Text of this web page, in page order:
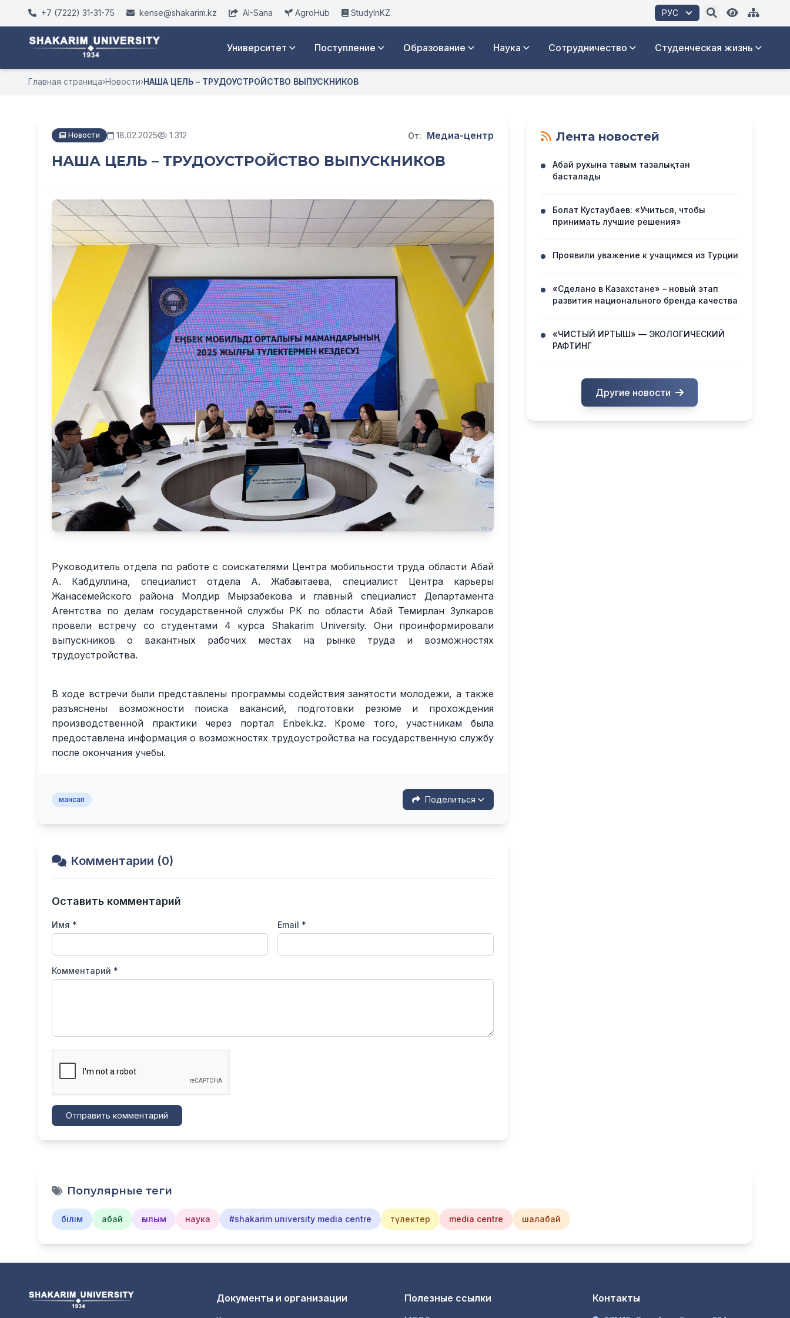
+7 (7222) 31-31-75 kense@shakarim.kz AI-Sana AgroHub StudyInKZ РУС
Университет Поступление Образование Наука Сотрудничество Студенческая жизнь
Главная страница›Новости›НАША ЦЕЛЬ – ТРУДОУСТРОЙСТВО ВЫПУСКНИКОВ
Новости 18.02.2025 1 312 От: Медиа-центр
НАША ЦЕЛЬ – ТРУДОУСТРОЙСТВО ВЫПУСКНИКОВ
Руководитель отдела по работе с соискателями Центра мобильности труда области Абай
А. Кабдуллина, специалист отдела А. Жабағытаева, специалист Центра карьеры
Жанасемейского района Молдир Мырзабекова и главный специалист Департамента
Агентства по делам государственной службы РК по области Абай Темирлан Зулкаров
провели встречу со студентами 4 курса Shakarim University. Они проинформировали
выпускников о вакантных рабочих местах на рынке труда и возможностях
трудоустройства.
В ходе встречи были представлены программы содействия занятости молодежи, а также
разъяснены возможности поиска вакансий, подготовки резюме и прохождения
производственной практики через портал Enbek.kz. Кроме того, участникам была
предоставлена информация о возможностях трудоустройства на государственную службу
после окончания учебы.
мансап Поделиться
Комментарии (0)
Оставить комментарий
Имя * Email *
Комментарий *
Отправить комментарий
Лента новостей
Абай рухына тағзым тазалықтан
басталады
Болат Кустаубаев: «Учиться, чтобы
принимать лучшие решения»
Проявили уважение к учащимся из Турции
«Сделано в Казахстане» – новый этап
развития национального бренда качества
«ЧИСТЫЙ ИРТЫШ» — ЭКОЛОГИЧЕСКИЙ
РАФТИНГ
Другие новости
Популярные теги
білім абай ғылым наука #shakarim university media centre түлектер media centre шалабай
Документы и организации Полезные ссылки Контакты